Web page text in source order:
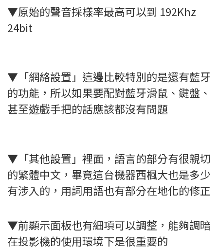
▼原始的聲音採樣率最高可以到 192Khz
24bit
▼「網絡設置」這邊比較特別的是還有藍牙
的功能，所以如果要配對藍牙滑鼠、鍵盤、
甚至遊戲手把的話應該都沒有問題
▼「其他設置」裡面，語言的部分有很親切
的繁體中文，畢竟這台機器西楓大也是多少
有涉入的，用詞用語也有部分在地化的修正
▼前顯示面板也有細項可以調整，能夠調暗
在投影機的使用環境下是很重要的